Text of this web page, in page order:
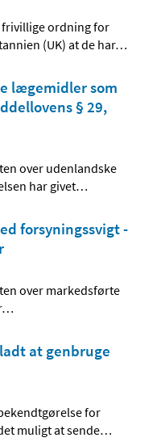
frivillige ordning for
(UK) at de har…
lægemidler som
§ 29,
over udenlandske
har givet…
forsyningssvigt -
over markedsførte
…
at genbruge
for
muligt at sende…